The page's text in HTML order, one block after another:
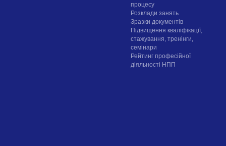
процесу
Розклади занять
Зразки документів
Підвищення кваліфікації,
стажування, тренінги,
семінари
Рейтинг професійної
діяльності НПП